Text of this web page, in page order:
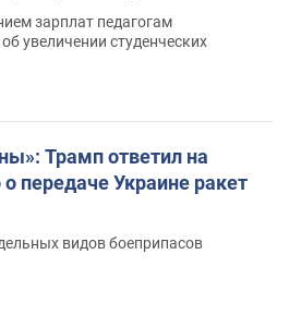
зарплат педагогам
увеличении студенческих
Трамп ответил на
о передаче Украине ракет
видов боеприпасов